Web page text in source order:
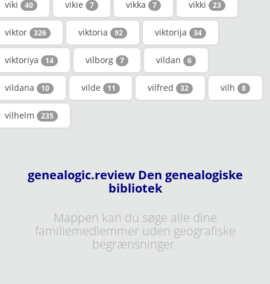
viki 40 vikie 7 vikka 7 vikki 23
viktor 326 viktoria 92 viktorija 34
viktoriya 14 vilborg 7 vildan 6
vildana 10 vilde 11 vilfred 32 vilh 8
vilhelm 235
genealogic.review Den genealogiske
bibliotek
Mappen kan du søge alle dine
familiemedlemmer uden geografiske
begrænsninger.